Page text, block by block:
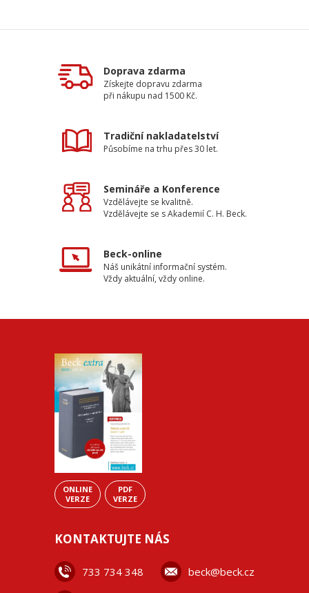
Doprava zdarma
Získejte dopravu zdarma
při nákupu nad 1500 Kč.
Tradiční nakladatelství
Působíme na trhu přes 30 let.
Semináře a Konference
Vzdělávejte se kvalitně.
Vzdělávejte se s Akademií C. H. Beck.
Beck-online
Náš unikátní informační systém.
Vždy aktuální, vždy online.
ONLINE
VERZE
PDF
VERZE
KONTAKTUJTE NÁS
733 734 348 beck@beck.cz